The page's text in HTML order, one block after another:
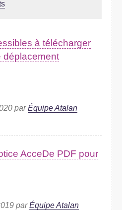
à télécharger
déplacement
parÉquipe Atalan
AcceDe PDF pour
parÉquipe Atalan